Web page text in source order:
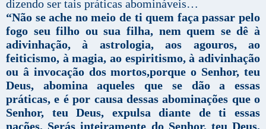
dizendo ser tais práticas abomináveis…
“Não se ache no meio de ti quem faça passar pelo
fogo seu filho ou sua filha, nem quem se dê à
adivinhação, à astrologia, aos agouros, ao
feiticismo, à magia, ao espiritismo, à adivinhação
ou â invocação dos mortos,porque o Senhor, teu
Deus, abomina aqueles que se dão a essas
práticas, e é por causa dessas abominações que o
Senhor, teu Deus, expulsa diante de ti essas
nações. Serás inteiramente do Senhor, teu Deus.